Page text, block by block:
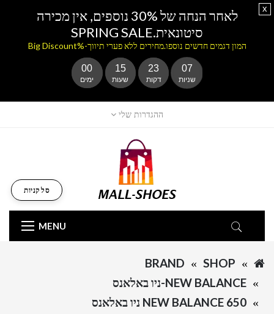
ההגדרות שלי
MENU
סל קניות
SHOP
BRAND
NEW BALANCE-ניו באלאנס
NEW BALANCE 650 ניו באלאנס
לאחר הנחה של 30% נוספים, אין מכירה
סיטונאית.SPRING SALE
המון דגמים חדשים נוספו.מחירים ללא פערי תיווך-%Big Discount
00
ימים
15
שעות
23
דקות
07
שניות
x